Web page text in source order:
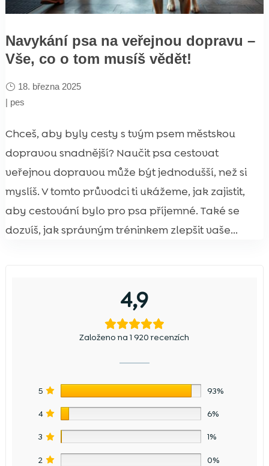
Navykání psa na veřejnou dopravu –
Vše, co o tom musíš vědět!
18. března 2025
| pes
Chceš, aby byly cesty s tvým psem městskou
dopravou snadnější? Naučit psa cestovat
veřejnou dopravou může být jednodušší, než si
myslíš. V tomto průvodci ti ukážeme, jak zajistit,
aby cestování bylo pro psa příjemné. Také se
dozvíš, jak správným tréninkem zlepšit vaše...
4,9
Založeno na 1 920 recenzích
5 93%
4 6%
3 1%
2 0%